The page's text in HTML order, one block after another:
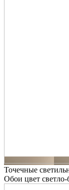
Точечные
Обои цвет